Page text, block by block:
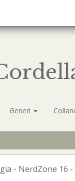
Generi
- NerdZone 16